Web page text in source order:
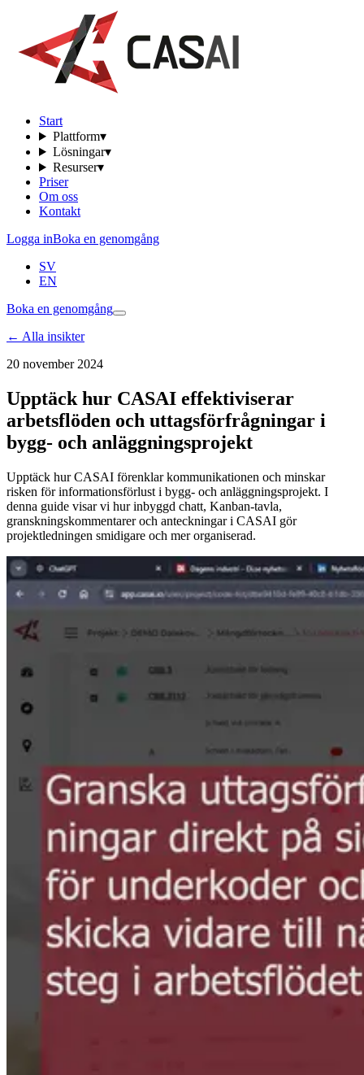
Start
Plattform▾
Lösningar▾
Resurser▾
Priser
Om oss
Kontakt
Logga inBoka en genomgång
SV
EN
Boka en genomgång
← Alla insikter
20 november 2024
Upptäck hur CASAI effektiviserar
arbetsflöden och uttagsförfrågningar i
bygg- och anläggningsprojekt
Upptäck hur CASAI förenklar kommunikationen och minskar
risken för informationsförlust i bygg- och anläggningsprojekt. I
denna guide visar vi hur inbyggd chatt, Kanban-tavla,
granskningskommentarer och anteckningar i CASAI gör
projektledningen smidigare och mer organiserad.